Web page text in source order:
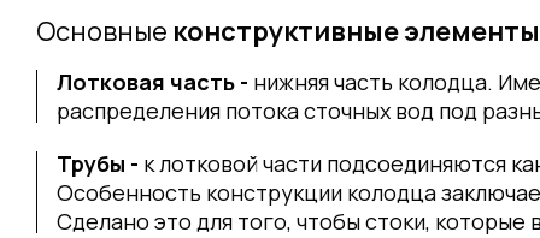
Основные конструктивные элементы
Лотковая часть - нижняя часть колодца.
распределения потока сточных вод под
Трубы - к лотковой части подсоединяются
Особенность конструкции колодца
Сделано это для того, чтобы стоки,